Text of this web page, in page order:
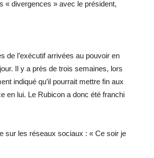
« divergences » avec le président,
de l’exécutif arrivées au pouvoir en
Il y a près de trois semaines, lors
indiqué qu’il pourrait mettre fin aux
en lui. Le Rubicon a donc été franchi
sur les réseaux sociaux : « Ce soir je